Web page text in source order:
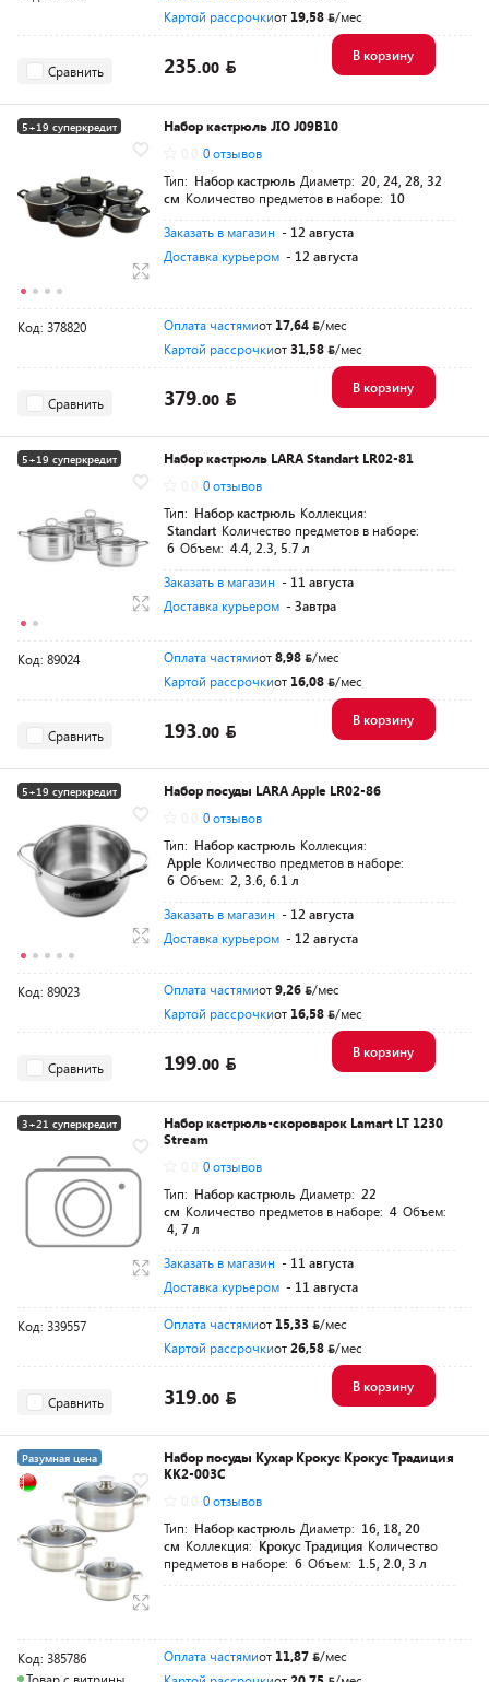
Картой рассрочкиот 19,58 /мес
Сравнить 235.00
В корзину
5+19 суперкредит
Набор кастрюль JIO J09B10
0 отзывов
Тип: Набор кастрюль Диаметр: 20, 24, 28, 32
см Количество предметов в наборе: 10
Заказать в магазин - 12 августа
Доставка курьером - 12 августа
Код: 378820 Оплата частямиот 17,64
/мес
Картой рассрочкиот31,58 /мес
Сравнить 379.00
В корзину
5+19 суперкредит
Набор кастрюль LARA Standart LR02-81
0 отзывов
Тип: Набор кастрюль Коллекция:
Standart Количество предметов в наборе:
6 Объем: 4.4, 2.3, 5.7 л
Заказать в магазин - 11 августа
Доставка курьером - Завтра
Код: 89024 Оплата частямиот8,98
/мес
Картой рассрочкиот 16,08 /мес
Сравнить 193.00
В корзину
5+19 суперкредит
Набор посуды LARA Apple LR02-86
0 отзывов
Тип: Набор кастрюль Коллекция:
Apple Количество предметов в наборе:
6 Объем: 2, 3.6, 6.1 л
Заказать в магазин - 12 августа
Доставка курьером - 12 августа
Код: 89023 Оплата частямиот9,26
/мес
Картой рассрочкиот 16,58 /мес
Сравнить 199.00
В корзину
3+21 суперкредит
Набор кастрюль-скороварок Lamart LT 1230
Stream
0 отзывов
Тип: Набор кастрюль Диаметр: 22
см Количество предметов в наборе: 4 Объем:
4, 7 л
Заказать в магазин - 11 августа
Доставка курьером - 11 августа
Код: 339557 Оплата частямиот 15,33
/мес
Картой рассрочкиот26,58 /мес
Сравнить 319.00
В корзину
Разумная цена
Набор посуды Кухар Крокус Крокус Традиция
КК2-003С
0 отзывов
Тип: Набор кастрюль Диаметр: 16, 18, 20
см Коллекция: Крокус Традиция Количество
предметов в наборе: 6 Объем: 1.5, 2.0, 3 л
Код: 385786
Оплата частямиот 11,87
/мес